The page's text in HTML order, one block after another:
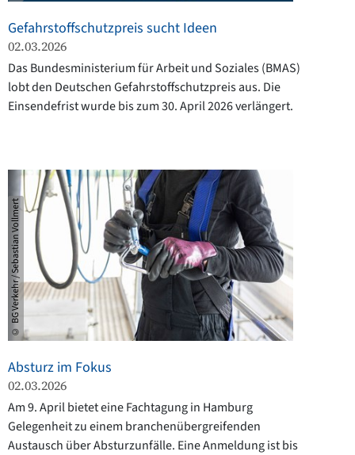
Gefahrstoffschutzpreis sucht Ideen
02.03.2026
Das Bundesministerium für Arbeit und Soziales (BMAS)
lobt den Deutschen Gefahrstoffschutzpreis aus. Die
Einsendefrist wurde bis zum 30. April 2026 verlängert.
© BG Verkehr / Sebastian Vollmert
Absturz im Fokus
02.03.2026
Am 9. April bietet eine Fachtagung in Hamburg
Gelegenheit zu einem branchenübergreifenden
Austausch über Absturzunfälle. Eine Anmeldung ist bis